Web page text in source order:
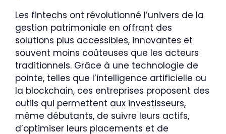
Les fintechs ont révolutionné l’univers de la
gestion patrimoniale en offrant des
solutions plus accessibles, innovantes et
souvent moins coûteuses que les acteurs
traditionnels. Grâce à une technologie de
pointe, telles que l’intelligence artificielle ou
la blockchain, ces entreprises proposent des
outils qui permettent aux investisseurs,
même débutants, de suivre leurs actifs,
d’optimiser leurs placements et de